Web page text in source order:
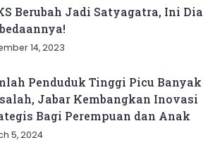
Berubah Jadi Satyagatra, Ini Dia
14, 2023
Penduduk Tinggi Picu Banyak
Jabar Kembangkan Inovasi
Bagi Perempuan dan Anak
5, 2024